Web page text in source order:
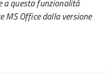
a questa funzionalità
MS Officedalla versione